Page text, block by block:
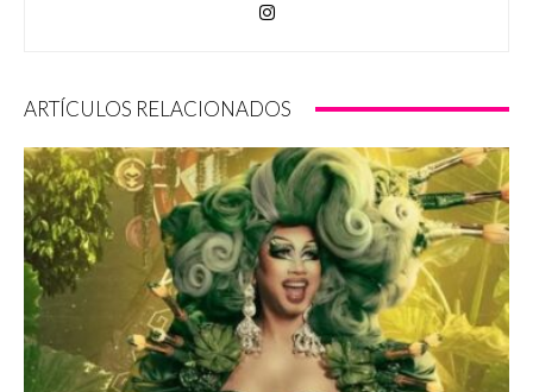
ARTÍCULOS RELACIONADOS